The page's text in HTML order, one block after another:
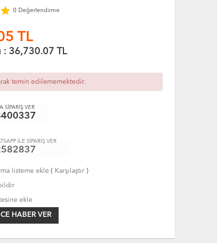
0 Değerlendirme
TL
: 36,730.07 TL
temin edilememektedir.
SİPARİŞ VER
İLE SİPARİŞ VER
listeme ekle( Karşılaştır)
ekle
HABER VER